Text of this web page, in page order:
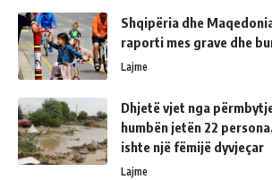
Shqipëria dhe
raporti mes grave dhe
Lajme
Dhjetë vjet nga
humbën jetën 22
ishte një fëmijë dyvjeçar
Lajme